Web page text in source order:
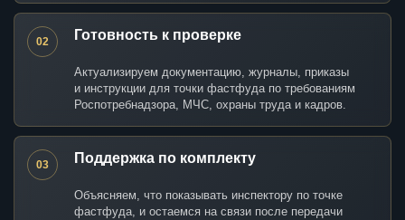
02 Готовность к проверке
Актуализируем документацию, журналы, приказы
и инструкции для точки фастфуда по требованиям
Роспотребнадзора, МЧС, охраны труда и кадров.
03 Поддержка по комплекту
Объясняем, что показывать инспектору по точке
фастфуда, и остаемся на связи после передачи